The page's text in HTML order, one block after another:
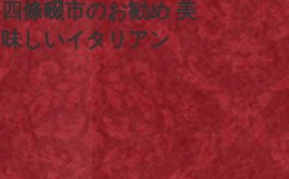
四條畷市のお勧め 美
味しいイタリアン